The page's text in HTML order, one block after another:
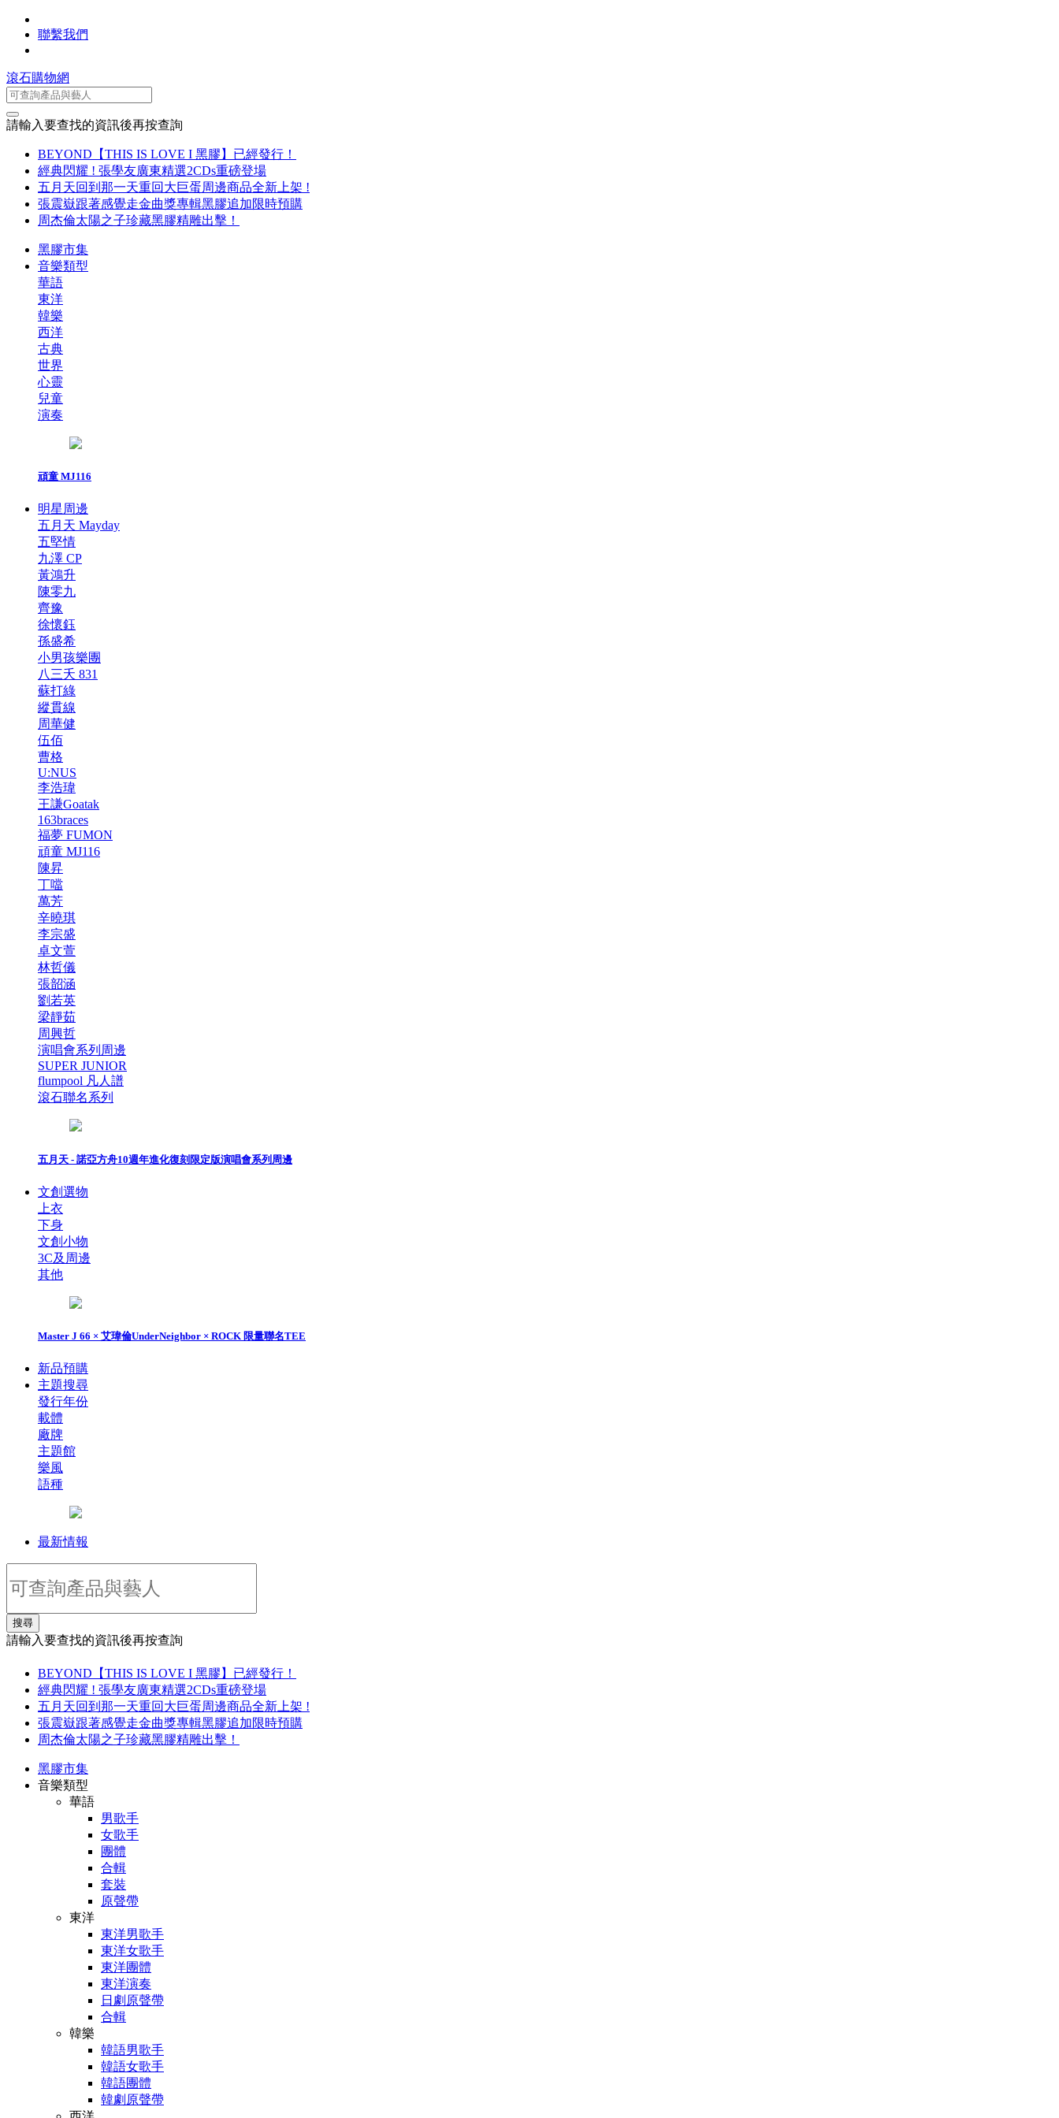
聯繫我們
滾石購物網
請輸入要查找的資訊後再按查詢
BEYOND【THIS IS LOVE I 黑膠】已經發行！
經典閃耀 ! 張學友廣東精選2CDs重磅登場
五月天回到那一天重回大巨蛋周邊商品全新上架 !
張震嶽跟著感覺走金曲獎專輯黑膠追加限時預購
周杰倫太陽之子珍藏黑膠精雕出擊！
黑膠市集
音樂類型
華語
東洋
韓樂
西洋
古典
世界
心靈
兒童
演奏
頑童 MJ116
明星周邊
五月天 Mayday
五堅情
九澤 CP
黃鴻升
陳零九
齊豫
徐懷鈺
孫盛希
小男孩樂團
八三夭 831
蘇打綠
縱貫線
周華健
伍佰
曹格
U:NUS
李浩瑋
王謙Goatak
163braces
福夢 FUMON
頑童 MJ116
陳昇
丁噹
萬芳
辛曉琪
李宗盛
卓文萱
林哲儀
張韶涵
劉若英
梁靜茹
周興哲
演唱會系列周邊
SUPER JUNIOR
flumpool 凡人譜
滾石聯名系列
五月天 - 諾亞方舟10週年進化復刻限定版演唱會系列周邊
文創選物
上衣
下身
文創小物
3C及周邊
其他
Master J 66 × 艾瑋倫UnderNeighbor × ROCK 限量聯名TEE
新品預購
主題搜尋
發行年份
載體
廠牌
主題館
樂風
語種
最新情報
搜尋
請輸入要查找的資訊後再按查詢
BEYOND【THIS IS LOVE I 黑膠】已經發行！
經典閃耀 ! 張學友廣東精選2CDs重磅登場
五月天回到那一天重回大巨蛋周邊商品全新上架 !
張震嶽跟著感覺走金曲獎專輯黑膠追加限時預購
周杰倫太陽之子珍藏黑膠精雕出擊！
黑膠市集
音樂類型
華語
男歌手
女歌手
團體
合輯
套裝
原聲帶
東洋
東洋男歌手
東洋女歌手
東洋團體
東洋演奏
日劇原聲帶
合輯
韓樂
韓語男歌手
韓語女歌手
韓語團體
韓劇原聲帶